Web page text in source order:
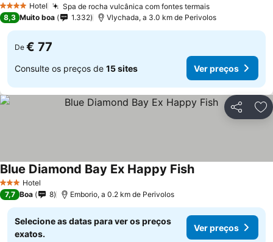
4 EstrelasHotel Spa de rocha vulcânica com fontes termais
8,3 Muito boa 1.332 Vlychada, a 3.0 km de Perivolos
De € 77
Consulte os preços de 15 sites Ver preços
Partilhar
3 EstrelasHotel
Blue Diamond Bay Ex Happy Fish
7,7 Boa 8 Emborio, a 0.2 km de Perivolos
Selecione as datas para ver os preços
exatos.
Ver preços